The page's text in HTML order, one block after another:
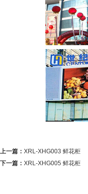
上一篇： XRL-XHG003 鲜花柜
下一篇： XRL-XHG005 鲜花柜